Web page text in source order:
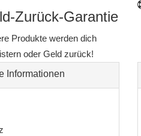
Zurück-Garantie
Produkte werden dich
oder Geld zurück!
Informationen